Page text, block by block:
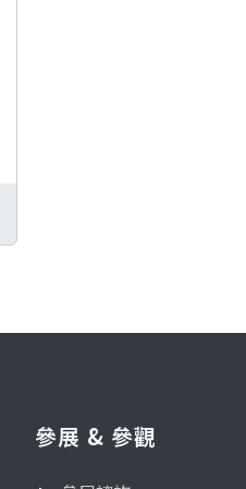
參展 & 參觀